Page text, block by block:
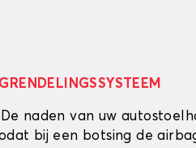
naden van uw
bij een botsing de